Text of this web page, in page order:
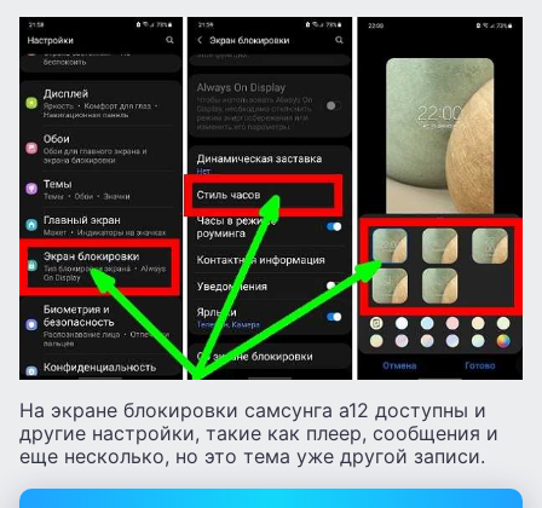
На экране блокировки самсунга а12 доступны и
другие настройки, такие как плеер, сообщения и
еще несколько, но это тема уже другой записи.